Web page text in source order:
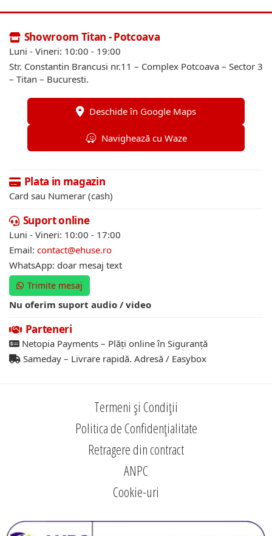
Showroom Titan - Potcoava
Luni - Vineri: 10:00 - 19:00
Str. Constantin Brancusi nr.11 – Complex Potcoava – Sector 3
– Titan – Bucuresti.
Deschide în Google Maps
Navighează cu Waze
Plata in magazin
Card sau Numerar (cash)
Suport online
Luni - Vineri: 10:00 - 17:00
Email: contact@ehuse.ro
WhatsApp: doar mesaj text
Trimite mesaj
Nu oferim suport audio / video
Parteneri
Netopia Payments – Plăți online în Siguranță
Sameday – Livrare rapidă. Adresă / Easybox
Termeni și Condiții
Politica de Confidențialitate
Retragere din contract
ANPC
Cookie-uri